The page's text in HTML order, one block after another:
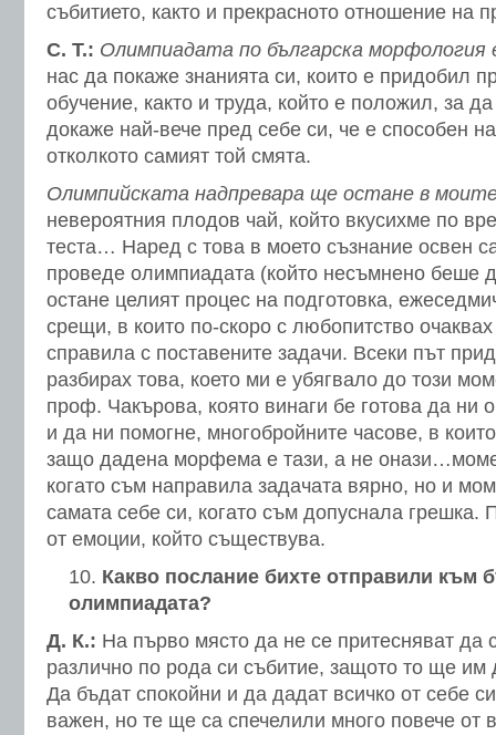
събитието, както и прекрасното отношение на
С. Т.: Олимпиадата по българска морфология
нас да покаже знанията си, които е придобил
обучение, както и труда, който е положил, за
докаже най-вече пред себе си, че е способен
отколкото самият той смята.
Олимпийската надпревара ще остане в
невероятния плодов чай, който вкусихме по
теста… Наред с това в моето съзнание освен
проведе олимпиадата (който несъмнено беше
остане целият процес на подготовка,
срещи, в които по-скоро с любопитство
справила с поставените задачи. Всеки път
разбирах това, което ми е убягвало до този
проф. Чакърова, която винаги бе готова да ни
и да ни помогне, многобройните часове, в
защо дадена морфема е тази, а не
когато съм направила задачата вярно, но и
самата себе си, когато съм допуснала грешка.
от емоции, който съществува.
Какво послание бихте отправили към
олимпиадата?
Д. К.: На първо място да не се притесняват да
различно по рода си събитие, защото то ще им
Да бъдат спокойни и да дадат всичко от себе
важен, но те ще са спечелили много повече от